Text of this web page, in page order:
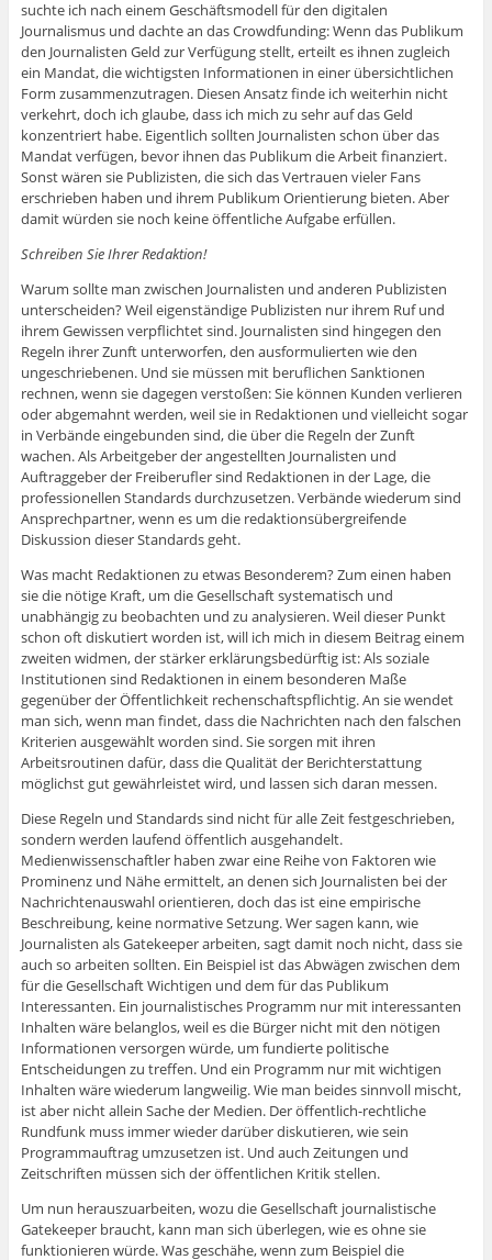
suchte ich nach einem Geschäftsmodell für den digitalen
Journalismus und dachte an das Crowdfunding: Wenn das Publikum
den Journalisten Geld zur Verfügung stellt, erteilt es ihnen zugleich
ein Mandat, die wichtigsten Informationen in einer übersichtlichen
Form zusammenzutragen. Diesen Ansatz finde ich weiterhin nicht
verkehrt, doch ich glaube, dass ich mich zu sehr auf das Geld
konzentriert habe. Eigentlich sollten Journalisten schon über das
Mandat verfügen, bevor ihnen das Publikum die Arbeit finanziert.
Sonst wären sie Publizisten, die sich das Vertrauen vieler Fans
erschrieben haben und ihrem Publikum Orientierung bieten. Aber
damit würden sie noch keine öffentliche Aufgabe erfüllen.
Schreiben Sie Ihrer Redaktion!
Warum sollte man zwischen Journalisten und anderen Publizisten
unterscheiden? Weil eigenständige Publizisten nur ihrem Ruf und
ihrem Gewissen verpflichtet sind. Journalisten sind hingegen den
Regeln ihrer Zunft unterworfen, den ausformulierten wie den
ungeschriebenen. Und sie müssen mit beruflichen Sanktionen
rechnen, wenn sie dagegen verstoßen: Sie können Kunden verlieren
oder abgemahnt werden, weil sie in Redaktionen und vielleicht sogar
in Verbände eingebunden sind, die über die Regeln der Zunft
wachen. Als Arbeitgeber der angestellten Journalisten und
Auftraggeber der Freiberufler sind Redaktionen in der Lage, die
professionellen Standards durchzusetzen. Verbände wiederum sind
Ansprechpartner, wenn es um die redaktionsübergreifende
Diskussion dieser Standards geht.
Was macht Redaktionen zu etwas Besonderem? Zum einen haben
sie die nötige Kraft, um die Gesellschaft systematisch und
unabhängig zu beobachten und zu analysieren. Weil dieser Punkt
schon oft diskutiert worden ist, will ich mich in diesem Beitrag einem
zweiten widmen, der stärker erklärungsbedürftig ist: Als soziale
Institutionen sind Redaktionen in einem besonderen Maße
gegenüber der Öffentlichkeit rechenschaftspflichtig. An sie wendet
man sich, wenn man findet, dass die Nachrichten nach den falschen
Kriterien ausgewählt worden sind. Sie sorgen mit ihren
Arbeitsroutinen dafür, dass die Qualität der Berichterstattung
möglichst gut gewährleistet wird, und lassen sich daran messen.
Diese Regeln und Standards sind nicht für alle Zeit festgeschrieben,
sondern werden laufend öffentlich ausgehandelt.
Medienwissenschaftler haben zwar eine Reihe von Faktoren wie
Prominenz und Nähe ermittelt, an denen sich Journalisten bei der
Nachrichtenauswahl orientieren, doch das ist eine empirische
Beschreibung, keine normative Setzung. Wer sagen kann, wie
Journalisten als Gatekeeper arbeiten, sagt damit noch nicht, dass sie
auch so arbeiten sollten. Ein Beispiel ist das Abwägen zwischen dem
für die Gesellschaft Wichtigen und dem für das Publikum
Interessanten. Ein journalistisches Programm nur mit interessanten
Inhalten wäre belanglos, weil es die Bürger nicht mit den nötigen
Informationen versorgen würde, um fundierte politische
Entscheidungen zu treffen. Und ein Programm nur mit wichtigen
Inhalten wäre wiederum langweilig. Wie man beides sinnvoll mischt,
ist aber nicht allein Sache der Medien. Der öffentlich-rechtliche
Rundfunk muss immer wieder darüber diskutieren, wie sein
Programmauftrag umzusetzen ist. Und auch Zeitungen und
Zeitschriften müssen sich der öffentlichen Kritik stellen.
Um nun herauszuarbeiten, wozu die Gesellschaft journalistische
Gatekeeper braucht, kann man sich überlegen, wie es ohne sie
funktionieren würde. Was geschähe, wenn zum Beispiel die